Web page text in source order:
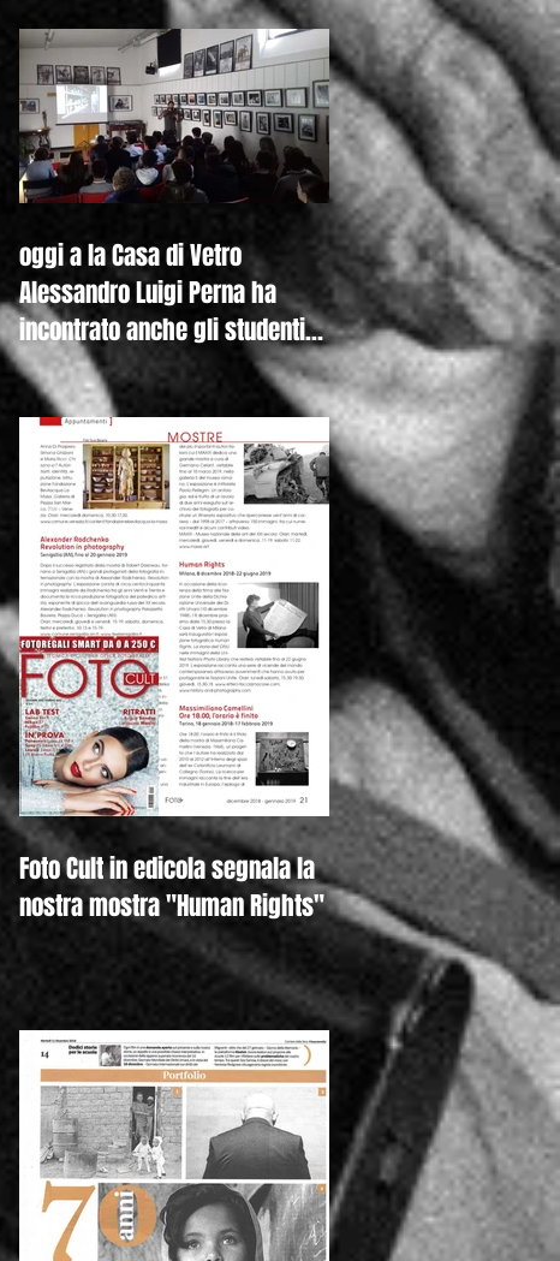
oggi a la Casa di Vetro
Alessandro Luigi Perna ha
incontrato anche gli studenti
della Canadian Inter
Foto Cult in edicola segnala la
nostra mostra "Human Rights"